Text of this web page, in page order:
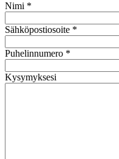
Nimi *
Sähköpostiosoite *
Puhelinnumero *
Kysymyksesi